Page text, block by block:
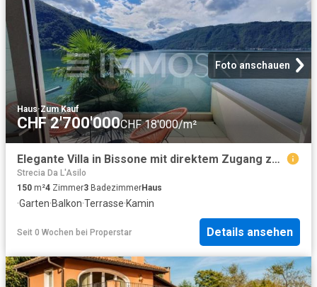
Foto anschauen
Haus·Zum Kauf
CHF 2'700'000CHF 18'000/m²
Elegante Villa in Bissone mit direktem Zugang zum Luganosee
Strecia Da L'Asilo
150 m²4 Zimmer3 BadezimmerHaus
·Garten·Balkon·Terrasse·Kamin
Seit 0 Wochen bei Properstar Details ansehen